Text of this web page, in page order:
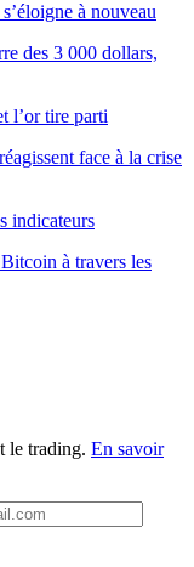
à nouveau
des 3 000 dollars,
l’or tire parti
face à la crise
indicateurs
à travers les
le trading. En savoir